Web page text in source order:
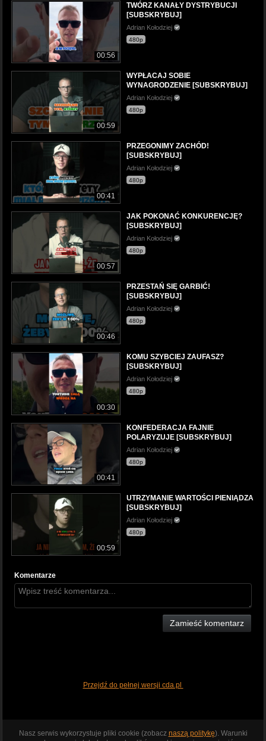
00:56
TWÓRZ KANAŁY DYSTRYBUCJI
[SUBSKRYBUJ]
Adrian Kołodziej
480p
00:59
WYPŁACAJ SOBIE
WYNAGRODZENIE [SUBSKRYBUJ]
Adrian Kołodziej
480p
00:41
PRZEGONIMY ZACHÓD!
[SUBSKRYBUJ]
Adrian Kołodziej
480p
00:57
JAK POKONAĆ KONKURENCJĘ?
[SUBSKRYBUJ]
Adrian Kołodziej
480p
00:46
PRZESTAŃ SIĘ GARBIĆ!
[SUBSKRYBUJ]
Adrian Kołodziej
480p
00:30
KOMU SZYBCIEJ ZAUFASZ?
[SUBSKRYBUJ]
Adrian Kołodziej
480p
00:41
KONFEDERACJA FAJNIE
POLARYZUJE [SUBSKRYBUJ]
Adrian Kołodziej
480p
00:59
UTRZYMANIE WARTOŚCI PIENIĄDZA
[SUBSKRYBUJ]
Adrian Kołodziej
480p
Komentarze
Zamieść komentarz
Przejdź do pełnej wersji cda.pl
Nasz serwis wykorzystuje pliki cookie (zobacz naszą politykę). Warunki